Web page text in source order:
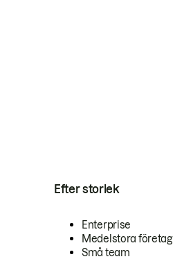
Efter storlek
Enterprise
Medelstora företag
Små team